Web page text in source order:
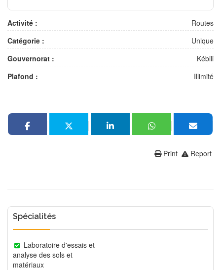
Activité :
Routes
Catégorie :
Unique
Gouvernorat :
Kébili
Plafond :
Illimité
Report
Print
Spécialités
Laboratoire d'essais et
analyse des sols et
matériaux